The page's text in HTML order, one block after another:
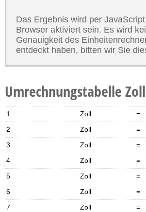
Das Ergebnis wird per
Browser aktiviert sein. Es wird
Genauigkeit des
entdeckt haben, bitten wir Sie
Umrechnungstabelle
1 Zoll =
2
Zoll =
3
Zoll =
4
Zoll =
5
Zoll =
6
Zoll =
7
Zoll =